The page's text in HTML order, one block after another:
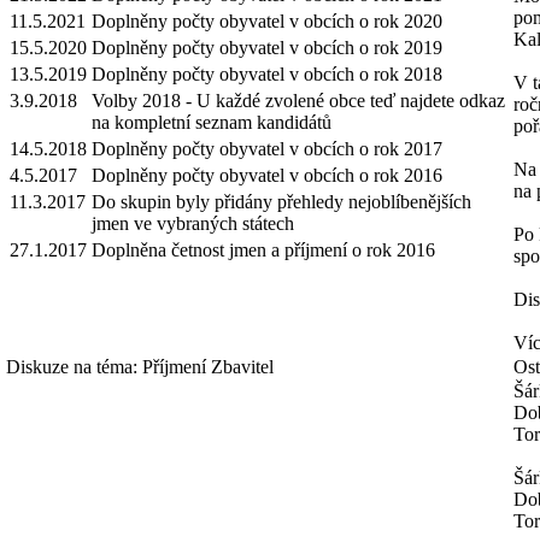
11.5.2021 Doplněny počty obyvatel v obcích o rok 2020
15.5.2020 Doplněny počty obyvatel v obcích o rok 2019
13.5.2019 Doplněny počty obyvatel v obcích o rok 2018
3.9.2018
Volby 2018 - U každé zvolené obce teď najdete odkaz
na kompletní seznam kandidátů
14.5.2018 Doplněny počty obyvatel v obcích o rok 2017
4.5.2017
Doplněny počty obyvatel v obcích o rok 2016
11.3.2017 Do skupin byly přidány přehledy nejoblíbenějších
jmen ve vybraných státech
27.1.2017 Doplněna četnost jmen a příjmení o rok 2016
V
Na
na
Po
Diskuze na téma: Příjmení Zbavitel